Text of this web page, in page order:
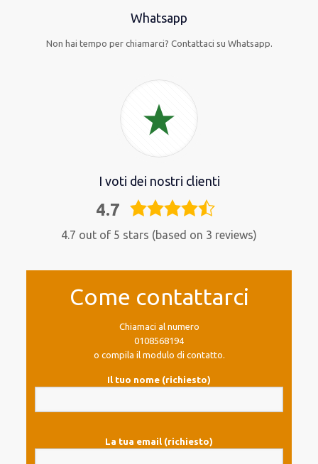
Whatsapp
Non hai tempo per chiamarci? Contattaci su Whatsapp.
I voti dei nostri clienti
4.7
4,7
4.7 out of 5 stars (based on 3 reviews)
Come contattarci
Chiamaci al numero
0108568194
o compila il modulo di contatto.
Il tuo nome (richiesto)
La tua email (richiesto)